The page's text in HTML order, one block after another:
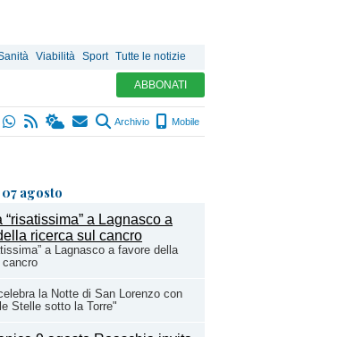
Viabilità Sport Tutte le notizie
ABBONATI
Archivio Mobile
agosto
a Lagnasco a favore della
la Notte di San Lorenzo con
Stelle sotto la Torre"